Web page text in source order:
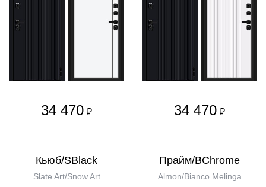
34 470 ₽ 34 470 ₽
Кьюб/SBlack
Slate Art/Snow Art
Прайм/BChrome
Almon/Bianco Melinga